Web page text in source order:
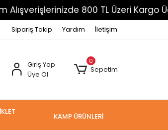
800 TL Üzeri Kargo Ücretsiz
Sipariş Takip Yardım İletişim
Giriş Yap
Üye Ol
0
Sepetim
KAMP ÜRÜNLERİ